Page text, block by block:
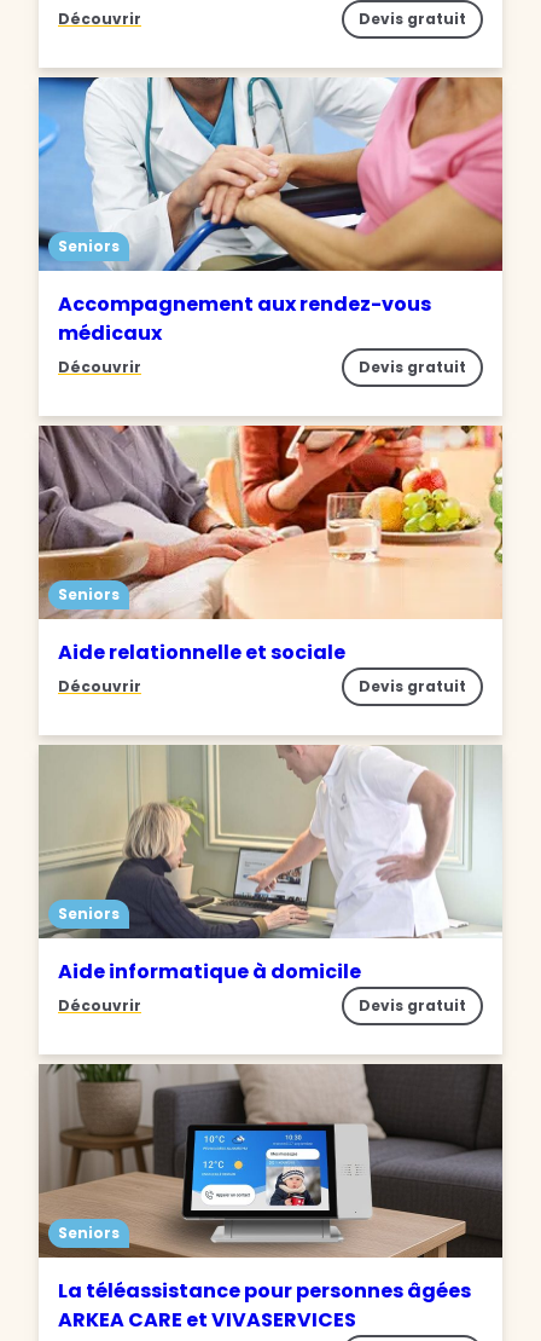
Découvrir Devis gratuit
Seniors
Accompagnement aux rendez-vous
médicaux
Découvrir Devis gratuit
Seniors
Aide relationnelle et sociale
Découvrir Devis gratuit
Seniors
Aide informatique à domicile
Découvrir Devis gratuit
Seniors
La téléassistance pour personnes âgées
ARKEA CARE et VIVASERVICES